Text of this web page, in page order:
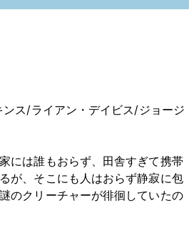
ス/ライアン・デイビス/ジョージ
には誰もおらず、田舎すぎて携帯
が、そこにも人はおらず静寂に包
のクリーチャーが徘徊していたの